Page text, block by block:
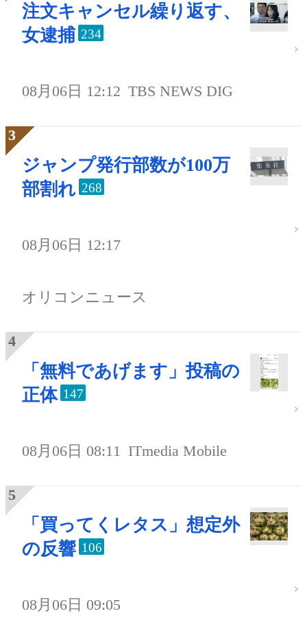
注文キャンセル繰り返す、
女逮捕 234
08月06日 12:12 TBS NEWS DIG
ジャンプ発行部数が100万
部割れ 268
08月06日 12:17
オリコンニュース
「無料であげます」投稿の
正体 147
08月06日 08:11 ITmedia Mobile
「買ってくレタス」想定外
の反響 106
08月06日 09:05